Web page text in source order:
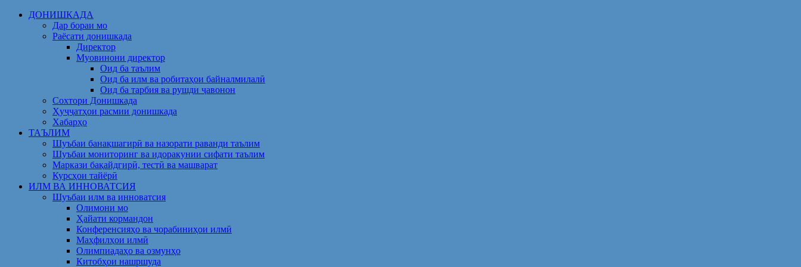
Skip
ДОНИШКАДА
Дар бораи мо
Раёсати донишкада
Директор
Муовинони директор
Оид ба таълим
Оид ба илм ва робитаҳои байналмилалӣ
Оид ба тарбия ва рушди ҷавонон
Сохтори Донишкада
Ҳуҷҷатҳои расмии донишкада
Хабарҳо
ТАЪЛИМ
Шуъбаи банақшагирӣ ва назорати раванди таълим
Шуъбаи мониторинг ва идоракунии сифати таълим
Маркази бақайдгирӣ, тестӣ ва машварат
Курсҳои тайёрӣ
ИЛМ ВА ИННОВАТСИЯ
Шуъбаи илм ва инноватсия
Олимони мо
Ҳайати кормандон
Конференсияҳо ва чорабиниҳои илмӣ
Маҳфилҳои илмӣ
Олимпиадаҳо ва озмунҳо
Китобҳои нашршуда